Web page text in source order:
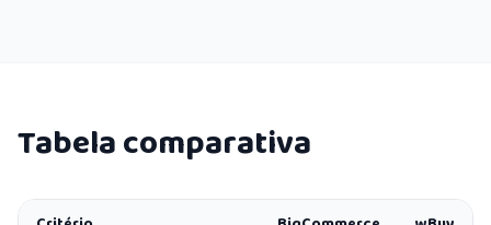
Tabela comparativa